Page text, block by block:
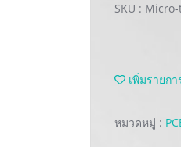
SKU :
เพิ่มรายก
หมวดหมู่ :